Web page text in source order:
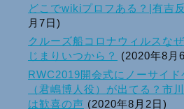
どこでwikiプロフある？|有吉
月7日)
クルーズ船コロナウィルスな
じまりいつから？
(2020年8月
RWC2019開会式にノーサイ
（君嶋博人役）が出てる？市
は歓喜の声 (2020年8月2日)